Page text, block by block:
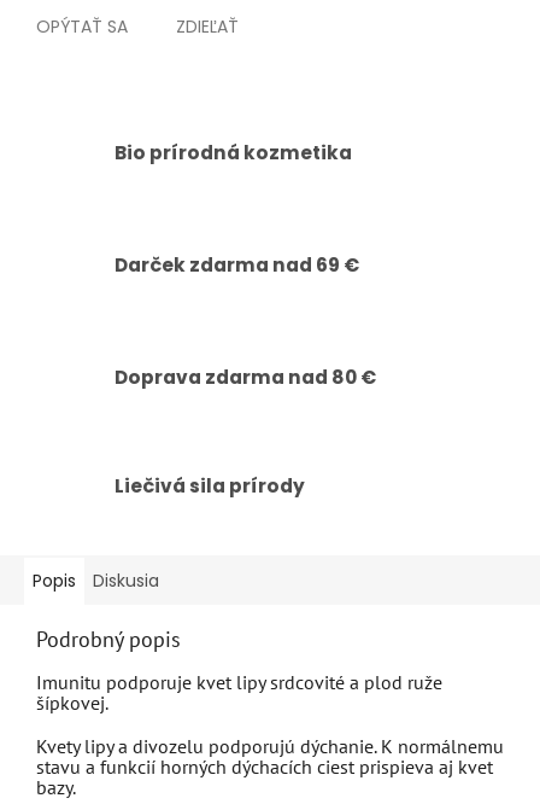
OPÝTAŤ SA ZDIEĽAŤ
Bio prírodná kozmetika
Darček zdarma nad 69 €
Doprava zdarma nad 80 €
Liečivá sila prírody
Popis Diskusia
Podrobný popis
Imunitu podporuje kvet lipy srdcovité a plod ruže
šípkovej.
Kvety lipy a divozelu podporujú dýchanie. K normálnemu
stavu a funkcií horných dýchacích ciest prispieva aj kvet
bazy.